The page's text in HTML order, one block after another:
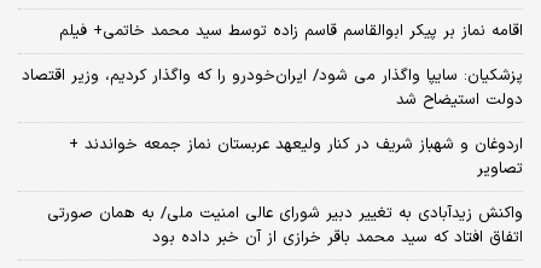
اقامه نماز بر پیکر ابوالقاسم قاسم زاده توسط سید محمد خاتمی+ فیلم
پزشکیان: سایپا واگذار می شود/ ایران‌خودرو را که واگذار کردیم، وزیر اقتصاد
دولت استیضاح شد
اردوغان و شهباز شریف در کنار ولیعهد عربستان نماز جمعه خواندند +
تصاویر
واکنش زیدآبادی به تغییر دبیر شورای عالی امنیت ملی/ به همان صورتی
اتفاق افتاد که سید محمد باقر خرازی از آن خبر داده بود